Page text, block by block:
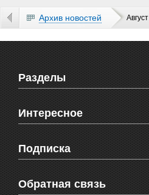
Архив новостей Август
Разделы
Новости Феодосии
Новости Крыма
Мировые новости
Объявления
Здоровье
СМС мнения читателей
Интересное
Видео о Феодосии
Веб-камеры Феодосии
Блоги феодосийцев
Школы Феодосии
Подписка
Печатная версия газеты "Кафа"
RSS
Обратная связь